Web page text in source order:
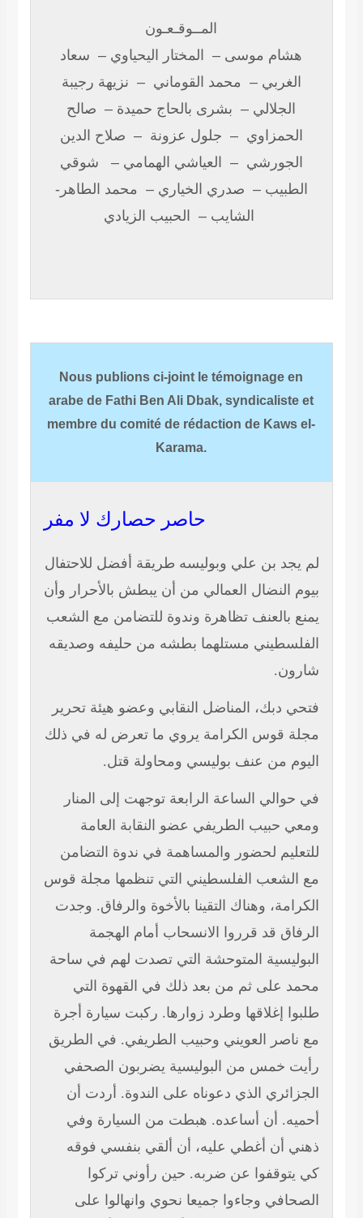
المــوقـعـون
هشام موسى –
المختار اليحياوي – سعاد
الغربي – محمد القوماني – نزيهة رجيبة
الجلالي – بشرى بالحاج حميدة – صالح
الحمزاوي – جلول عزونة – صلاح الدين
الجورشي –
العياشي الهمامي –
شوقي
الطبيب – صدري الخياري – محمد الطاهر-
الشايب –
الحبيب الزيادي
Nous publions ci-joint le témoignage en
arabe de Fathi Ben Ali Dbak, syndicaliste et
membre du comité de rédaction de Kaws el-
Karama.
حاصر حصارك لا مفر
لم يجد بن علي وبوليسه طريقة أفضل للاحتفال
بيوم النضال العمالي من أن يبطش بالأحرار وأن
يمنع بالعنف تظاهرة وندوة للتضامن مع الشعب
الفلسطيني مستلهما بطشه من حليفه وصديقه
شارون.
فتحي دبك، المناضل النقابي وعضو هيئة تحرير
مجلة قوس الكرامة يروي ما تعرض له في ذلك
اليوم من عنف بوليسي ومحاولة قتل.
في حوالي الساعة الرابعة توجهت إلى المنار
ومعي حبيب الطريفي عضو النقابة العامة
للتعليم لحضور والمساهمة في ندوة التضامن
مع الشعب الفلسطيني التي تنظمها مجلة قوس
الكرامة، وهناك التقينا بالأخوة والرفاق. وجدت
الرفاق قد قرروا الانسحاب أمام الهجمة
البوليسية المتوحشة التي تصدت لهم في ساحة
محمد على ثم من بعد ذلك في القهوة التي
طلبوا إغلاقها وطرد زوارها. ركبت سيارة أجرة
مع ناصر العويني وحبيب الطريفي. في الطريق
رأيت خمس من البوليسية يضربون الصحفي
الجزائري الذي دعوناه على الندوة. أردت أن
أحميه. أن أساعده. هبطت من السيارة وفي
ذهني أن أغطي عليه، أن ألقي بنفسي فوقه
كي يتوقفوا عن ضربه. حين رأوني تركوا
الصحافي وجاءوا جميعا نحوي وانهالوا على